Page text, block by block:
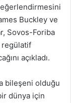
Buckley ve
Sovos-Foriba
regülatif
açıkladı.
bileşeni olduğu
dünya için